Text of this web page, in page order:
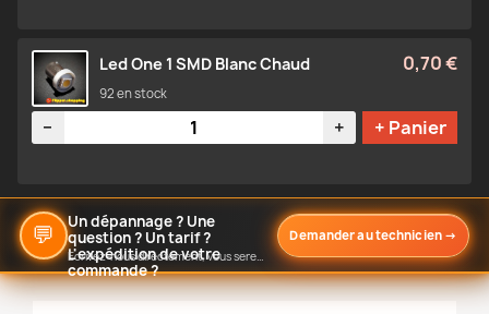
Led One 1 SMD Blanc Chaud 0,70 €
92 en stock
− + + Panier
💬
Un dépannage ? Une
question ? Un tarif ?
L'expédition de votre
commande ?
Écrivez-nous directement, vous serez notifié de notre réponse
Demander au technicien →